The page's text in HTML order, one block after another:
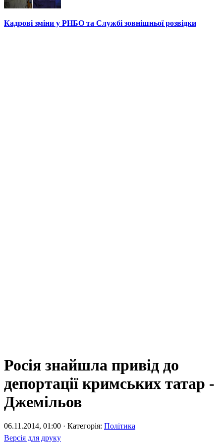
Кадрові зміни у РНБО та Службі зовнішньої розвідки
Росія знайшла привід до
депортації кримських татар -
Джемільов
06.11.2014, 01:00 · Категорія: Політика
Версія для друку